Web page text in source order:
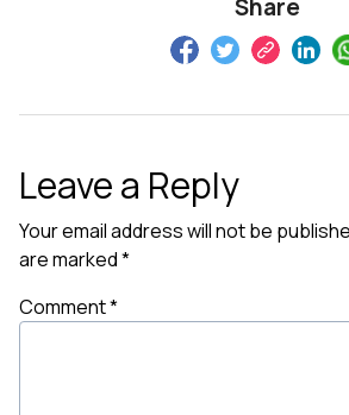
Share
Leave a Reply
Your email address will not be
are marked*
Comment*